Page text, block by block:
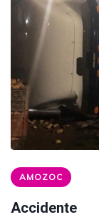
AMOZOC
Accidente